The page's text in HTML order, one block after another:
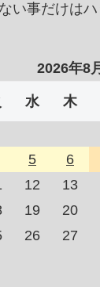
い事だけは
2026年8月
水 木
5 6
12 13
19 20
26 27